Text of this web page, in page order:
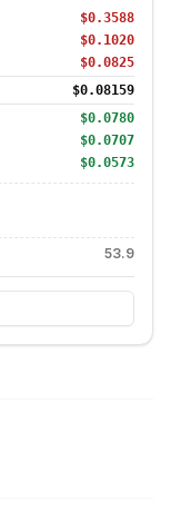
$0.3588
$0.1020
$0.0825
$0.08159
$0.0780
$0.0707
$0.0573
53.9